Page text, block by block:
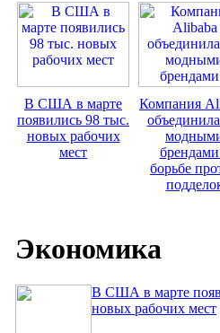
В США в марте
появились 98 тыс.
новых рабочих
мест
Компания
борьбе
Экономика
В США в марте
новых рабочих мест